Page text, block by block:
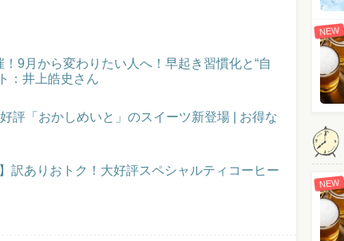
！9月から変わりたい人へ！早起き習慣化と“自
：井上皓史さん
評「おかしめいと」のスイーツ新登場 | お得な
訳ありおトク！大好評スペシャルティコーヒー
NEW
NEW